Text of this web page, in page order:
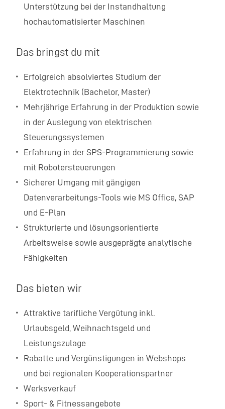
Unterstützung bei der Instandhaltung
hochautomatisierter Maschinen
Das bringst du mit
Erfolgreich absolviertes Studium der
Elektrotechnik (Bachelor, Master)
Mehrjährige Erfahrung in der Produktion sowie
in der Auslegung von elektrischen
Steuerungssystemen
Erfahrung in der SPS-Programmierung sowie
mit Robotersteuerungen
Sicherer Umgang mit gängigen
Datenverarbeitungs-Tools wie MS Office, SAP
und E-Plan
Strukturierte und lösungsorientierte
Arbeitsweise sowie ausgeprägte analytische
Fähigkeiten
Das bieten wir
Attraktive tarifliche Vergütung inkl.
Urlaubsgeld, Weihnachtsgeld und
Leistungszulage
Rabatte und Vergünstigungen in Webshops
und bei regionalen Kooperationspartner
Werksverkauf
Sport- & Fitnessangebote